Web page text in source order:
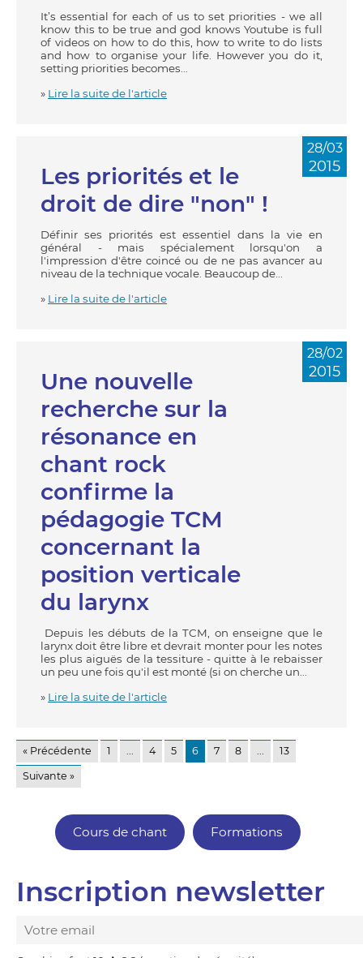
It’s essential for each of us to set priorities - we all
know this to be true and god knows Youtube is full
of videos on how to do this, how to write to do lists
and how to organise your life. However you do it,
setting priorities becomes...
» Lire la suite de l'article
Les priorités et le
droit de dire "non" !
28/03
2015
Définir ses priorités est essentiel dans la vie en
général - mais spécialement lorsqu'on a
l'impression d'être coincé ou de ne pas avancer au
niveau de la technique vocale. Beaucoup de...
» Lire la suite de l'article
Une nouvelle
recherche sur la
résonance en
chant rock
confirme la
pédagogie TCM
concernant la
position verticale
du larynx
28/02
2015
Depuis les débuts de la TCM, on enseigne que le
larynx doit être libre et devrait monter pour les notes
les plus aiguës de la tessiture - quitte à le rebaisser
un peu une fois qu'il est monté (si on cherche un...
» Lire la suite de l'article
« Précédente 1 ... 4 5 6 7 8 ... 13
Suivante »
Cours de chant Formations
Inscription newsletter